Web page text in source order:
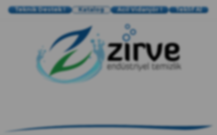
Teknik Destek ! Katalog Acil Vidanjör ! Teklif Al